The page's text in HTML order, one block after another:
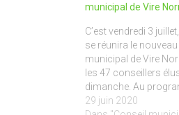
municipal de Vire
C’est vendredi 3
se réunira le
municipal de Vire
les 47 conseillers
dimanche. Au
soirée qui se tiendra
29 juin 2020